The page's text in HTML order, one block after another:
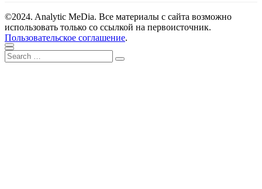
©2024. Analytic MeDia. Все материалы с сайта возможно
использовать только со ссылкой на первоисточник.
Пользовательское соглашение.
Scroll
to
Close
Search
for:
Search